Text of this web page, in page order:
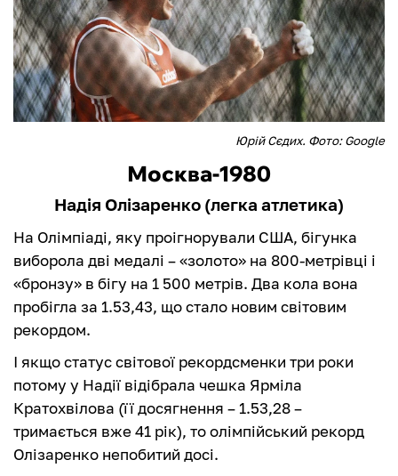
Юрій Сєдих. Фото: Google
Москва-1980
Надія Олізаренко (легка атлетика)
На Олімпіаді, яку проігнорували США, бігунка
виборола дві медалі – «золото» на 800-метрівці і
«бронзу» в бігу на 1 500 метрів. Два кола вона
пробігла за 1.53,43, що стало новим світовим
рекордом.
І якщо статус світової рекордсменки три роки
потому у Надії відібрала чешка Ярміла
Кратохвілова (її досягнення – 1.53,28 –
тримається вже 41 рік), то олімпійський рекорд
Олізаренко непобитий досі.